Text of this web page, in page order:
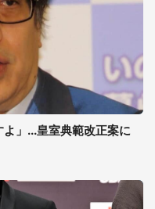
」...皇室典範改正案に